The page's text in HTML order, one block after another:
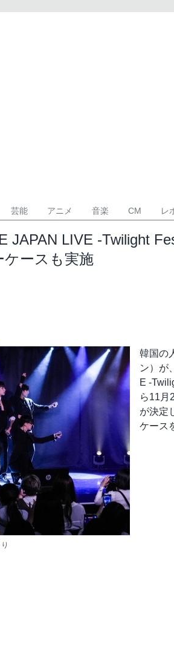
芸能 アニメ 音楽 CM レ
JAPAN LIVE -Twilight
ケースも実施
韓国の
ン）が
E -
ら11月
が決定
ケース